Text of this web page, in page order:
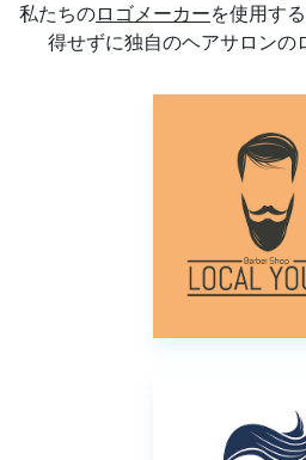
私たちのロゴメーカーを使用す
得せずに独自のヘアサロンの